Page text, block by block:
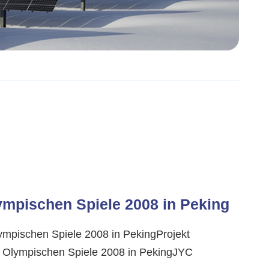
Spiele 2008 in Peking
Spiele 2008 in PekingProjekt
Spiele 2008 in PekingJYC